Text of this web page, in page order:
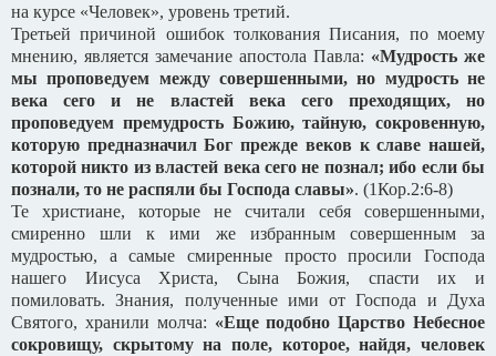
на курсе «Человек», уровень третий.
Третьей причиной ошибок толкования Писания, по моему
мнению, является замечание апостола Павла: «Мудрость же
мы проповедуем между совершенными, но мудрость не
века сего и не властей века сего преходящих, но
проповедуем премудрость Божию, тайную, сокровенную,
которую предназначил Бог прежде веков к славе нашей,
которой никто из властей века сего не познал; ибо если бы
познали, то не распяли бы Господа славы». (1Кор.2:6-8)
Те христиане, которые не считали себя совершенными,
смиренно шли к ими же избранным совершенным за
мудростью, а самые смиренные просто просили Господа
нашего Иисуса Христа, Сына Божия, спасти их и
помиловать. Знания, полученные ими от Господа и Духа
Святого, хранили молча: «Еще подобно Царство Небесное
сокровищу, скрытому на поле, которое, найдя, человек